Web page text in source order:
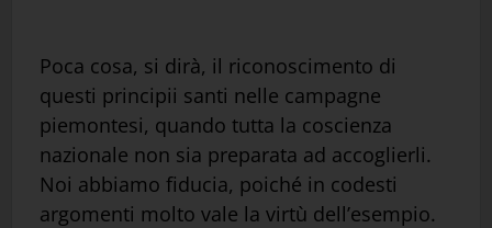
Poca cosa, si dirà, il riconoscimento di
questi principii santi nelle campagne
piemontesi, quando tutta la coscienza
nazionale non sia preparata ad accoglierli.
Noi abbiamo fiducia, poiché in codesti
argomenti molto vale la virtù dell’esempio.